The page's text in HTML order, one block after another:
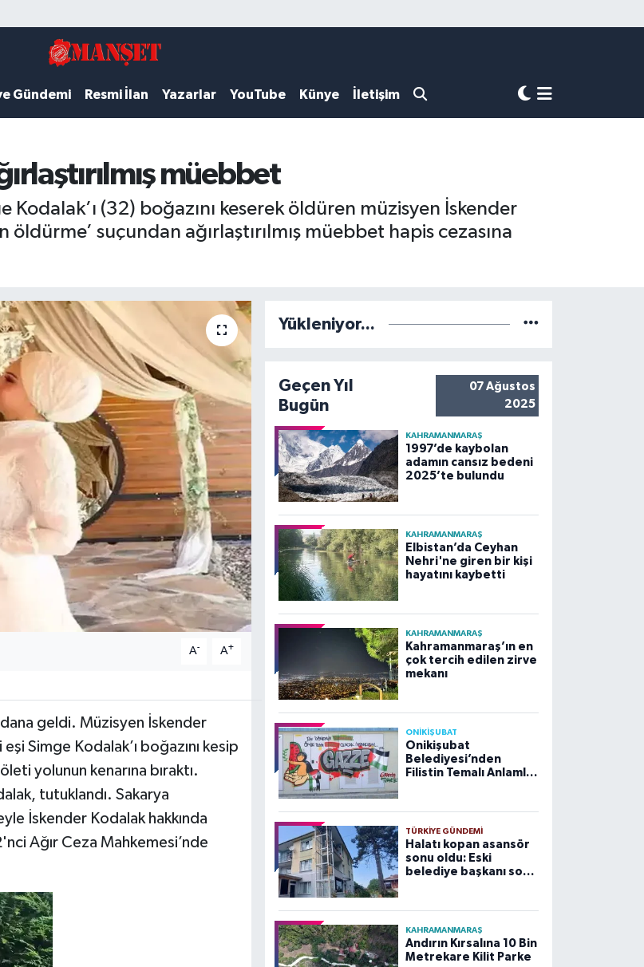
Gündemi Resmi İlan Yazarlar YouTube Künye İletişim
müebbet
Kodalak’ı (32) boğazını keserek öldüren müzisyen İskender
öldürme’ suçundan ağırlaştırılmış müebbet hapis cezasına
A- A+
geldi. Müzisyen İskender
Simge Kodalak’ı boğazını kesip
yolunun kenarına bıraktı.
tutuklandı. Sakarya
İskender Kodalak hakkında
Ağır Ceza Mahkemesi’nde
Yükleniyor...
Geçen Yıl
Bugün
07 Ağustos
2025
KAHRAMANMARAŞ
1997’de kaybolan
adamın cansız bedeni
2025’te bulundu
KAHRAMANMARAŞ
Elbistan’da Ceyhan
Nehri'ne giren bir kişi
hayatını kaybetti
KAHRAMANMARAŞ
Kahramanmaraş’ın en
çok tercih edilen zirve
mekanı
ONİKİŞUBAT
Onikişubat
Belediyesi’nden
Filistin Temalı Anlamlı
TÜRKIYE GÜNDEMI
Halatı kopan asansör
sonu oldu: Eski
belediye başkanı son
KAHRAMANMARAŞ
Andırın Kırsalına 10 Bin
Metrekare Kilit Parke